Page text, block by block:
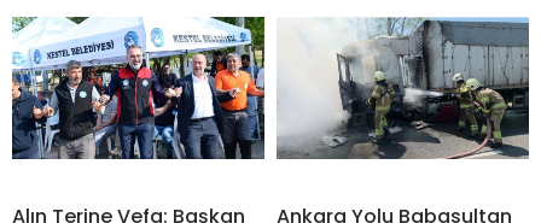
Alın Terine Vefa: Başkan
Ankara Yolu Babasultan